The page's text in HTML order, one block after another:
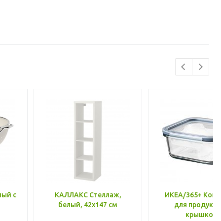
с
КАЛЛАКС Стеллаж,
белый, 42x147 см
ИКЕА/365+
для
крышкой,